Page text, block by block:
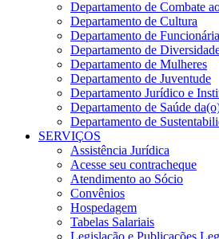
Departamento de Combate
Departamento de Cultura
Departamento de
Departamento de
Departamento de Mulheres
Departamento de Juventude
Departamento Jurídico e
Departamento de Saúde
Departamento de
SERVIÇOS
Assistência Jurídica
Acesse seu contracheque
Atendimento ao Sócio
Convênios
Hospedagem
Tabelas Salariais